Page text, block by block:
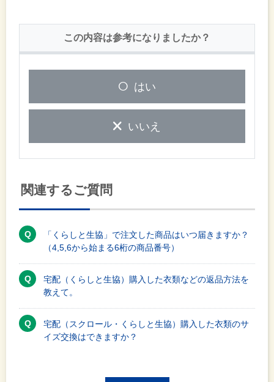
この内容は参考になりましたか？
はい
いいえ
関連するご質問
「くらしと生協」で注文した商品はいつ届きますか？
（4,5,6から始まる6桁の商品番号）
宅配（くらしと生協）購入した衣類などの返品方法を
教えて。
宅配（スクロール・くらしと生協）購入した衣類のサ
イズ交換はできますか？